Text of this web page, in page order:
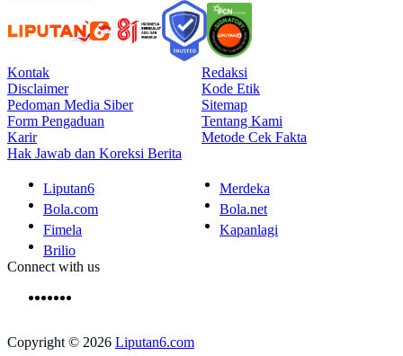
Kontak
Redaksi
Disclaimer
Kode Etik
Pedoman Media Siber
Sitemap
Form Pengaduan
Tentang Kami
Karir
Metode Cek Fakta
Hak Jawab dan Koreksi Berita
Liputan6
Merdeka
Bola.com
Bola.net
Fimela
Kapanlagi
Brilio
Connect with us
Copyright © 2026 Liputan6.com